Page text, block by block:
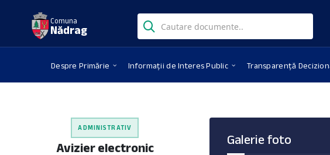
sidebar
Comuna
Nădrag
Search:
Despre Primărie Informații de Interes Public Transparență
Galerie foto
ADMINISTRATIV
Avizier electronic